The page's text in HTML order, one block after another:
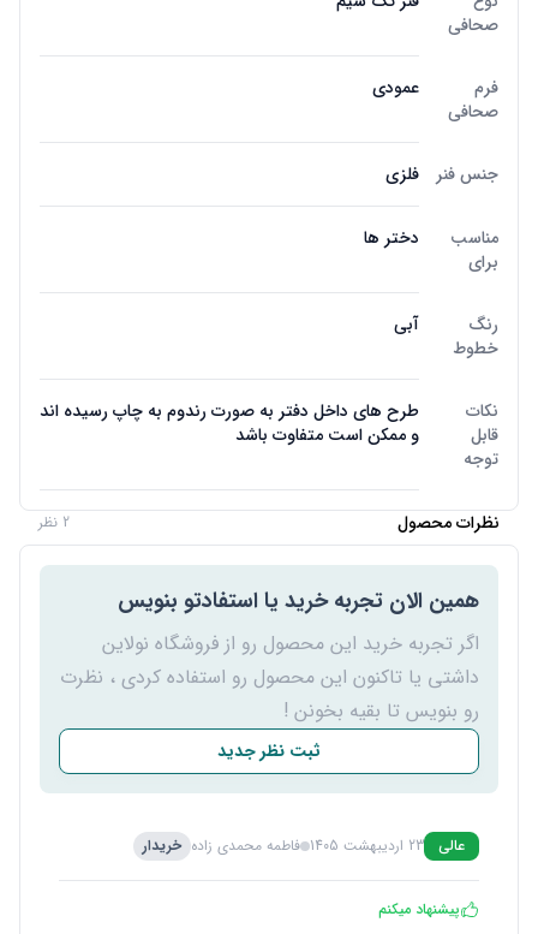
صحافی
فرم
صحافی
عمودی
جنس فنر فلزی
مناسب
برای
دختر ها
رنگ
خطوط
آبی
نکات
قابل
توجه
طرح های داخل دفتر به صورت رندوم به چاپ رسیده اند
و ممکن است متفاوت باشد
نظرات محصول 2 نظر
همین الان تجربه خرید یا استفادتو بنویس
اگر تجربه خرید این محصول رو از فروشگاه نولاین
داشتی یا تاکنون این محصول رو استفاده کردی ، نظرت
رو بنویس تا بقیه بخونن !
ثبت نظر جدید
عالی 23 اردیبهشت 1405 فاطمه محمدی زاده خریدار
پیشنهاد میکنم